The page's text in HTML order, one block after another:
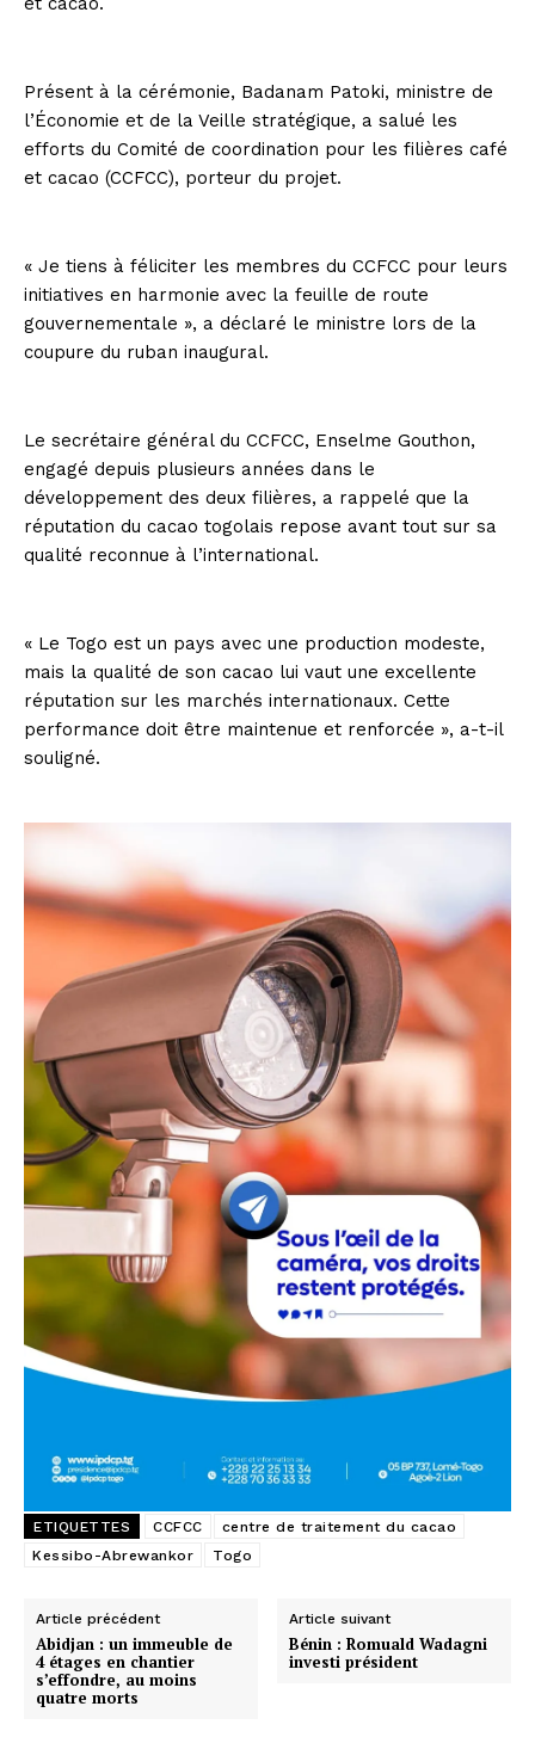
Présent à la cérémonie, Badanam Patoki, ministre de
l’Économie et de la Veille stratégique, a salué les
efforts du Comité de coordination pour les filières café
et cacao (CCFCC), porteur du projet.
« Je tiens à féliciter les membres du CCFCC pour leurs
initiatives en harmonie avec la feuille de route
gouvernementale », a déclaré le ministre lors de la
coupure du ruban inaugural.
Le secrétaire général du CCFCC, Enselme Gouthon,
engagé depuis plusieurs années dans le
développement des deux filières, a rappelé que la
réputation du cacao togolais repose avant tout sur sa
qualité reconnue à l’international.
« Le Togo est un pays avec une production modeste,
mais la qualité de son cacao lui vaut une excellente
réputation sur les marchés internationaux. Cette
performance doit être maintenue et renforcée », a-t-il
souligné.
ETIQUETTES CCFCC
centre de traitement du cacao
Kessibo-Abrewankor
Togo
Article précédent
Abidjan : un immeuble de
4 étages en chantier
s’effondre, au moins
quatre morts
Article suivant
Bénin : Romuald Wadagni
investi président